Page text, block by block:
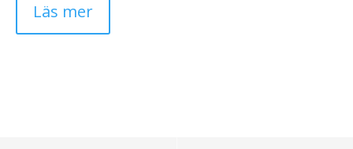
Läs mer